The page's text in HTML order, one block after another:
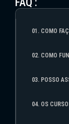
01. COMO
02. COMO
03. POSSO
04. OS